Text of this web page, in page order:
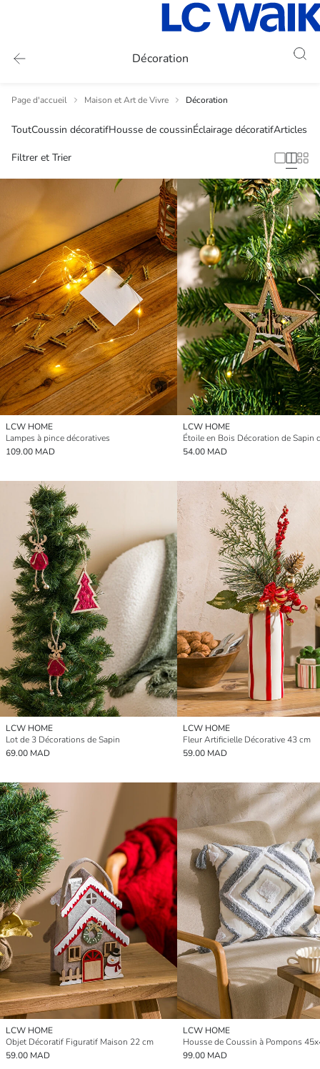
Décoration
Page d'accueil Maison et Art de Vivre Décoration
ToutCoussin décoratifHousse de coussinÉclairage décoratifArticles
Filtrer et Trier
LCW HOME
Lampes à pince décoratives
109.00 MAD
LCW HOME
54.00 MAD
LCW HOME
Lot de 3 Décorations de Sapin
69.00 MAD
LCW HOME
Fleur Artificielle Décorative 43 cm
59.00 MAD
LCW HOME
Objet Décoratif Figuratif Maison 22 cm
59.00 MAD
LCW HOME
Housse de Coussin à Pompons
99.00 MAD